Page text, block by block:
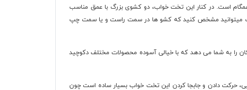
همگام است. در کنار این تخت خواب، دو کشوی بزرگ با عمق مناسب
میتوانید مشخص کنید که کشو ها در سمت راست و یا سمت چپ
را به شما می دهد که با خیالی آسوده محصولات مختلف دکوچید
حرکت دادن و جابجا کردن این تخت خواب بسیار ساده است چون